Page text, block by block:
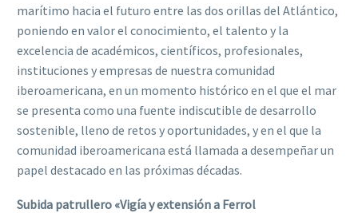
marítimo hacia el futuro entre las dos orillas del Atlántico,
poniendo en valor el conocimiento, el talento y la
excelencia de académicos, científicos, profesionales,
instituciones y empresas de nuestra comunidad
iberoamericana, en un momento histórico en el que el mar
se presenta como una fuente indiscutible de desarrollo
sostenible, lleno de retos y oportunidades, y en el que la
comunidad iberoamericana está llamada a desempeñar un
papel destacado en las próximas décadas.
Subida patrullero «Vigía y extensión a Ferrol